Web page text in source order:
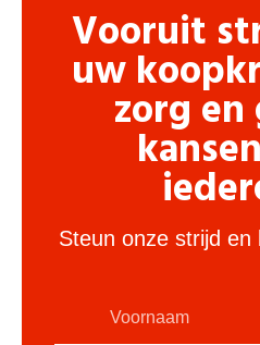
Vooruit
uw
zorg
Steun onze strijd en